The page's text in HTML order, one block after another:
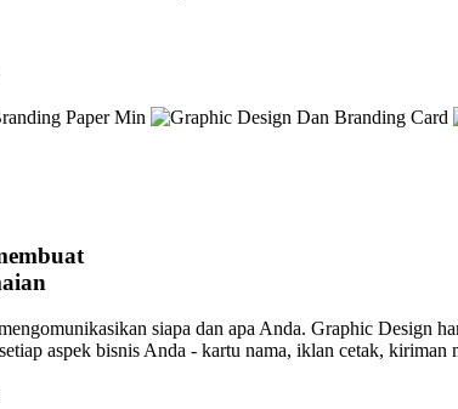
siapa dan apa Anda. Graphic Design
aspek bisnis Anda - kartu nama, iklan cetak, kiriman